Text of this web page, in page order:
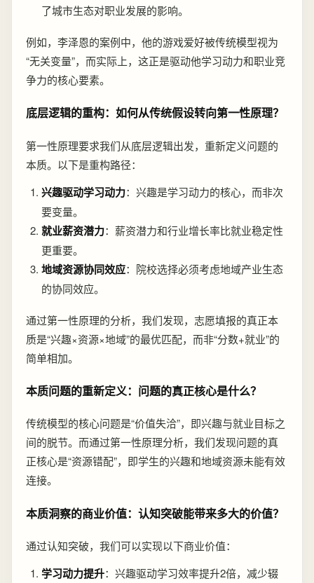
了城市生态对职业发展的影响。
例如，李泽恩的案例中，他的游戏爱好被传统模型视为
“无关变量”，而实际上，这正是驱动他学习动力和职业竞
争力的核心要素。
底层逻辑的重构：如何从传统假设转向第一性原理？
第一性原理要求我们从底层逻辑出发，重新定义问题的
本质。以下是重构路径：
兴趣驱动学习动力：兴趣是学习动力的核心，而非次
要变量。
就业薪资潜力：薪资潜力和行业增长率比就业稳定性
更重要。
地域资源协同效应：院校选择必须考虑地域产业生态
的协同效应。
通过第一性原理的分析，我们发现，志愿填报的真正本
质是“兴趣×资源×地域”的最优匹配，而非“分数+就业”的
简单相加。
本质问题的重新定义：问题的真正核心是什么？
传统模型的核心问题是“价值失洽”，即兴趣与就业目标之
间的脱节。而通过第一性原理分析，我们发现问题的真
正核心是“资源错配”，即学生的兴趣和地域资源未能有效
连接。
本质洞察的商业价值：认知突破能带来多大的价值？
通过认知突破，我们可以实现以下商业价值：
学习动力提升：兴趣驱动学习效率提升2倍，减少辍